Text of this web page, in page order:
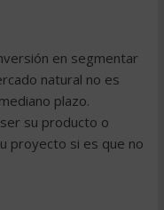
en segmentar
natural no es
plazo.
su producto o
proyecto si es que no